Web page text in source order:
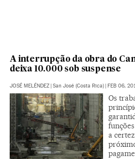
A interrupção da obra do
deixa 10.000 sob suspense
JOSÉ MELÉNDEZ San José (Costa Rica) FEB 06,
Os
a